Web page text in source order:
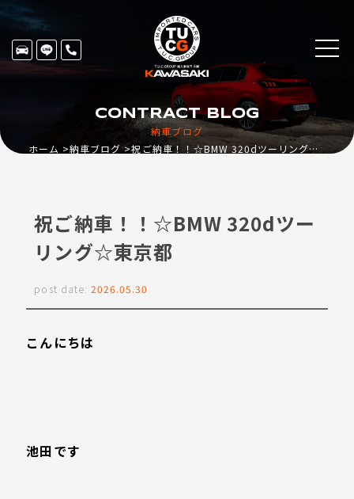
納車ブログ
CONTRACT BLOG
ホーム 納車ブログ 祝ご納車！！☆BMW 320dツーリング☆東京都
祝ご納車！！☆BMW 320dツー
リング☆東京都
post date: 2026.05.30
こんにちは
池田です